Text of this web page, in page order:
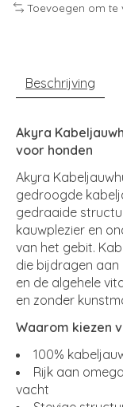
Toevoegen om te
Beschrijving
Akyra
voor honden
Akyra
gedroogde
gedraaide
kauwplezier en
van het gebit.
die bijdragen aan
en de algehele
en zonder
Waarom kiezen
100%
Rijk aan
vacht